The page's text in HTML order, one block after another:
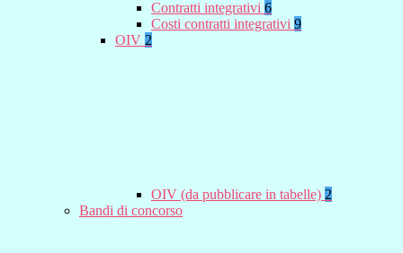
Contratti integrativi 6
Costi contratti integrativi 9
OIV 2
OIV (da pubblicare in tabelle) 2
Bandi di concorso